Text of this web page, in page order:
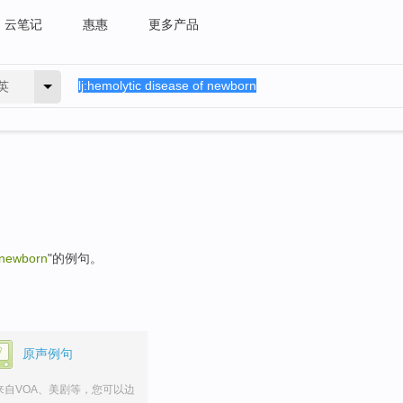
云笔记 惠惠 更多产品
"的例句。
原声例句
自VOA、美剧等，您可以边